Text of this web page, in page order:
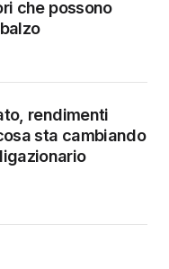
che possono
rendimenti
sta cambiando